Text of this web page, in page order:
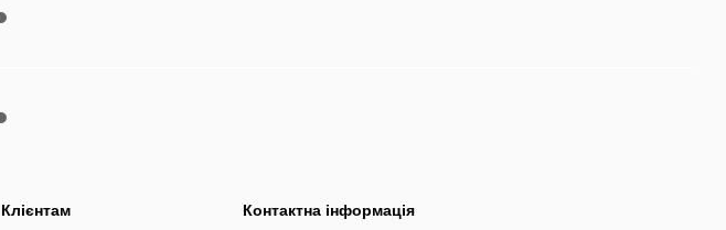
Клієнтам Контактна інформація